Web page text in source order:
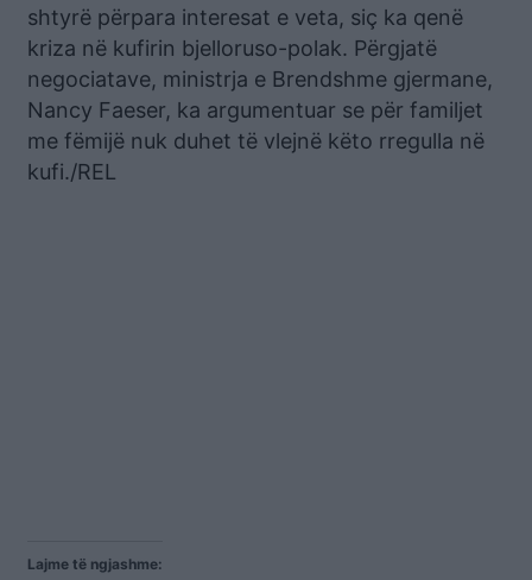
shtyrë përpara interesat e veta, siç ka qenë
kriza në kufirin bjelloruso-polak. Përgjatë
negociatave, ministrja e Brendshme gjermane,
Nancy Faeser, ka argumentuar se për familjet
me fëmijë nuk duhet të vlejnë këto rregulla në
kufi./REL
Lajme të ngjashme: